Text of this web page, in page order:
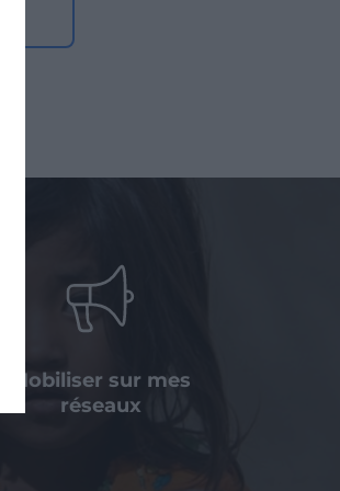
Mobiliser sur mes
réseaux